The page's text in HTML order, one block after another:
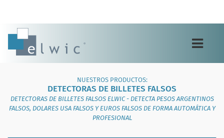
Toggle
navigation
NUESTROS PRODUCTOS:
DETECTORAS DE BILLETES FALSOS
DETECTORAS DE BILLETES FALSOS ELWIC - DETECTA PESOS ARGENTINOS
FALSOS, DOLARES USA FALSOS Y EUROS FALSOS DE FORMA AUTOMÁTICA Y
PROFESIONAL